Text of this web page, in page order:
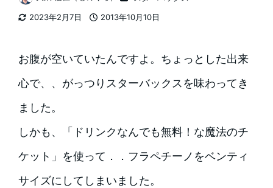
2023年2月7日
2013年10月10日
著
者
お腹が空いていたんですよ。ちょっとした出来
心で、、がっつりスターバックスを味わってき
ました。
しかも、「ドリンクなんでも無料！な魔法のチ
ケット」を使って．．フラペチーノをベンティ
サイズにしてしまいました。